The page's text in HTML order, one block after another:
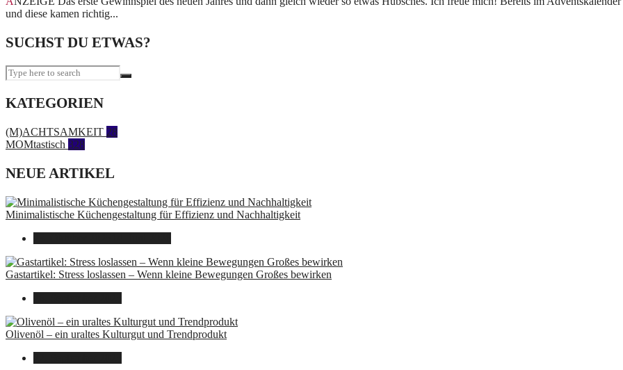
und diese kamen richtig...
SUCHST DU ETWAS?
KATEGORIEN
(M)ACHTSAMKEIT 28
MOMtastisch 328
NEUE ARTIKEL
Minimalistische Küchengestaltung für Effizienz und Nachhaltigkeit
Gastartikel: Stress loslassen – Wenn kleine Bewegungen Großes bewirken
Olivenöl – ein uraltes Kulturgut und Trendprodukt